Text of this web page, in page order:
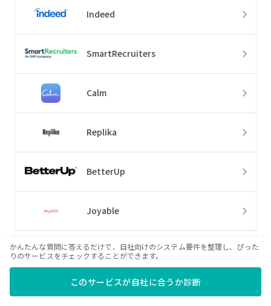
Indeed
SmartRecruiters
Calm
Replika
BetterUp
Joyable
Logility Voyager
RiverLogic
かんたんな質問に答えるだけで、自社向けのシステム要件を整理し、ぴった
りのサービスをチェックすることができます。
このサービスが自社に合うか診断